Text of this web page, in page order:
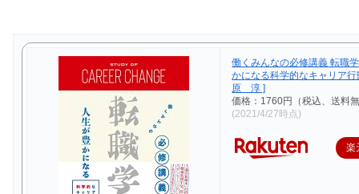
働くみんなの必修講義 転職
かになる科学的なキャリア行
原 淳 ]
価格：1760円（税込、送料
(2021/4/27時点)
楽